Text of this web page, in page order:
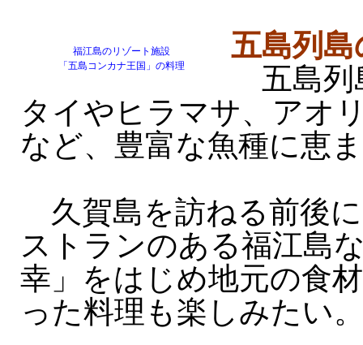
福江島のリゾート施設
「五島コンカナ王国」の料理
五島列
五島列
タイやヒラマサ、アオ
など、豊富な魚種に恵
久賀島を訪ねる前後
ストランのある福江島
幸」をはじめ地元の食
った料理も楽しみたい